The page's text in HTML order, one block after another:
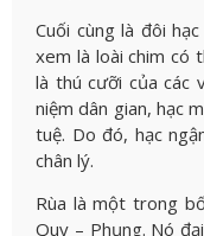
Cuối cùng là đôi
xem là loài chim có
là thú cưỡi của các
niệm dân gian, hạc
tuệ. Do đó, hạc
chân lý.
Rùa là một trong
Quy – Phụng. Nó